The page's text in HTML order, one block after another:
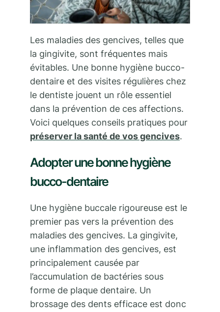
Les maladies des gencives, telles que
la gingivite, sont fréquentes mais
évitables. Une bonne hygiène bucco-
dentaire et des visites régulières chez
le dentiste jouent un rôle essentiel
dans la prévention de ces affections.
Voici quelques conseils pratiques pour
préserver la santé de vos gencives.
Adopter une bonne hygiène
bucco-dentaire
Une hygiène buccale rigoureuse est le
premier pas vers la prévention des
maladies des gencives. La gingivite,
une inflammation des gencives, est
principalement causée par
l’accumulation de bactéries sous
forme de plaque dentaire. Un
brossage des dents efficace est donc